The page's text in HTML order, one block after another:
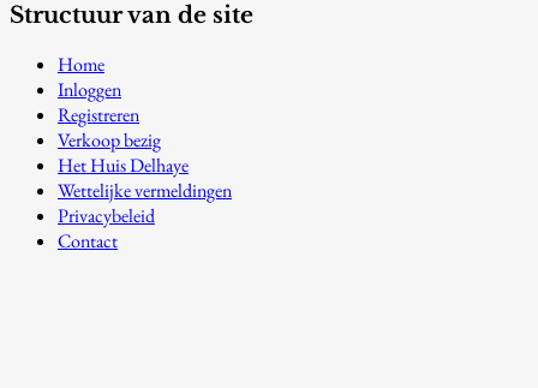
Structuur van de site
Home
Inloggen
Registreren
Verkoop bezig
Het Huis Delhaye
Wettelijke vermeldingen
Privacybeleid
Contact